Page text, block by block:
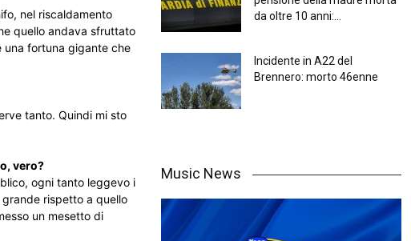
nel riscaldamento
quello andava sfruttato
una fortuna gigante che
tanto. Quindi mi sto
vero?
ogni tanto leggevo i
rispetto a quello
un mesetto di
da oltre 10 anni:...
Incidente in A22 del
Brennero: morto 46enne
Music News